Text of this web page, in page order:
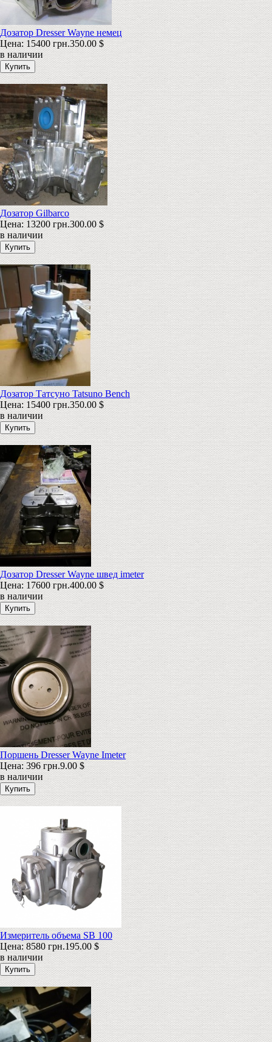
Дозатор Dresser Wayne немец
Цена:15400 грн.350.00 $
в наличии
Дозатор Gilbarco
Цена:13200 грн.300.00 $
в наличии
Дозатор Татсуно Tatsuno Bench
Цена:15400 грн.350.00 $
в наличии
Дозатор Dresser Wayne швед imeter
Цена:17600 грн.400.00 $
в наличии
Поршень Dresser Wayne Imeter
Цена:396 грн.9.00 $
в наличии
Измеритель объема SB 100
Цена:8580 грн.195.00 $
в наличии